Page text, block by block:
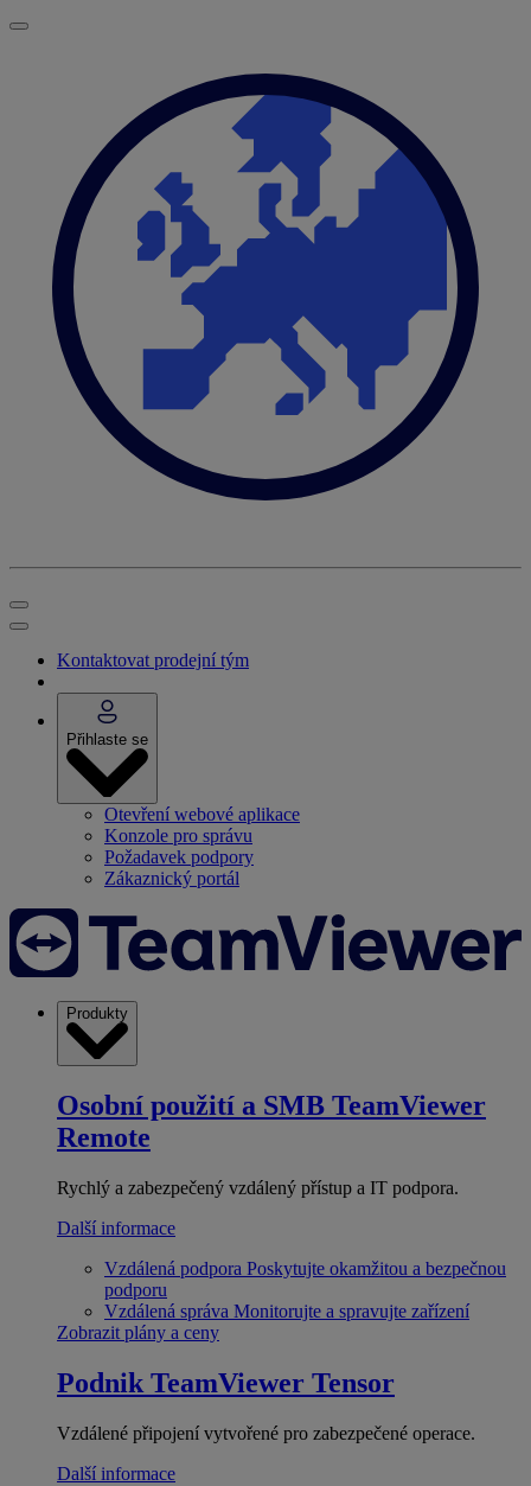
Kontaktovat prodejní tým
Přihlaste se
Otevření webové aplikace
Konzole pro správu
Požadavek podpory
Zákaznický portál
Produkty
Osobní použití a SMB TeamViewer
Remote
Rychlý a zabezpečený vzdálený přístup a IT podpora.
Další informace
Vzdálená podpora Poskytujte okamžitou a bezpečnou
podporu
Vzdálená správa Monitorujte a spravujte zařízení
Zobrazit plány a ceny
Podnik TeamViewer Tensor
Vzdálené připojení vytvořené pro zabezpečené operace.
Další informace